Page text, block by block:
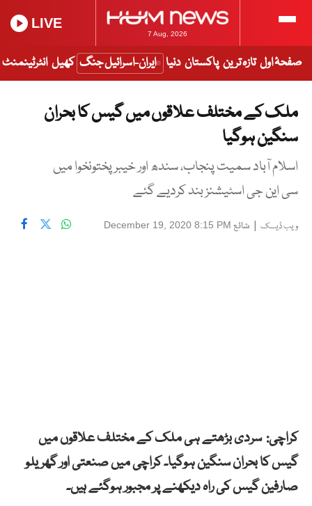
7 Aug, 2026
LIVE
صفحۂ اول تازہ ترین پاکستان دنیا ایران-اسرائیل جنگ کھیل انٹرٹینمنٹ
ملک کے مختلف علاقوں میں گیس کا بحران
سنگین ہوگیا
اسلام آباد سمیت پنجاب، سندھ اور خیبرپختونخوا میں
سی این جی اسٹیشنز بند کردیے گئے
ویب ڈیسک | شائع December 19, 2020 8:15 PM
کراچی: سردی بڑھتے ہی ملک کے مختلف علاقوں میں
گیس کا بحران سنگین ہوگیا۔ کراچی میں صنعتی اور گھریلو
صارفین گیس کی راہ دیکھنے پر مجبور ہوگئے ہیں۔